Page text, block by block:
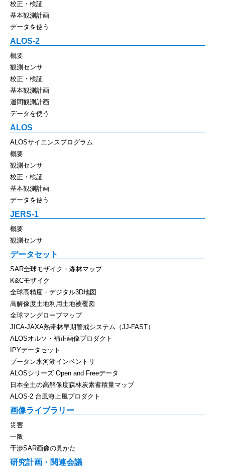
校正・検証
基本観測計画
データを使う
ALOS-2
概要
観測センサ
校正・検証
基本観測計画
週間観測計画
データを使う
ALOS
ALOSサイエンスプログラム
概要
観測センサ
校正・検証
基本観測計画
データを使う
JERS-1
概要
観測センサ
データセット
SAR全球モザイク・森林マップ
K&Cモザイク
全球高精度・デジタル3D地図
高解像度土地利用土地被覆図
全球マングローブマップ
JICA-JAXA熱帯林早期警戒システム（JJ-FAST）
ALOSオルソ・補正画像プロダクト
IPYデータセット
ブータン氷河湖インベントリ
ALOSシリーズ Open and Freeデータ
日本全土の高解像度森林炭素蓄積量マップ
ALOS-2 台風海上風プロダクト
画像ライブラリー
災害
一般
干渉SAR画像の見かた
研究計画・関連会議